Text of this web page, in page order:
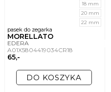
pasek do zegarka
MORELLATO
EDERA
A01X5804419034CR18
65,-
18 mm
20 mm
22 mm
DO KOSZYKA